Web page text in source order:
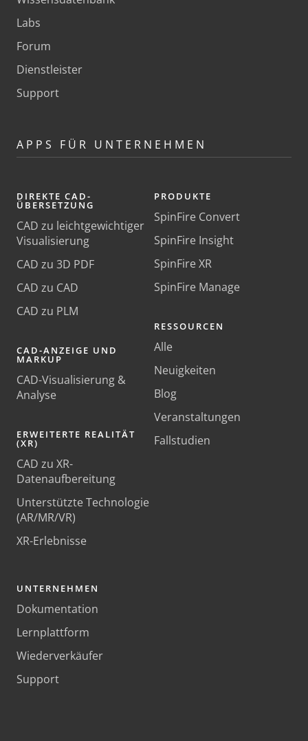
Labs
Forum
Dienstleister
Support
APPS FÜR UNTERNEHMEN
DIREKTE CAD-
ÜBERSETZUNG
CAD zu leichtgewichtiger
Visualisierung
CAD zu 3D PDF
CAD zu CAD
CAD zu PLM
CAD-ANZEIGE UND
MARKUP
CAD-Visualisierung &
Analyse
ERWEITERTE REALITÄT
(XR)
CAD zu XR-
Datenaufbereitung
Unterstützte Technologie
(AR/MR/VR)
XR-Erlebnisse
PRODUKTE
SpinFire Convert
SpinFire Insight
SpinFire XR
SpinFire Manage
RESSOURCEN
Alle
Neuigkeiten
Blog
Veranstaltungen
Fallstudien
UNTERNEHMEN
Dokumentation
Lernplattform
Wiederverkäufer
Support